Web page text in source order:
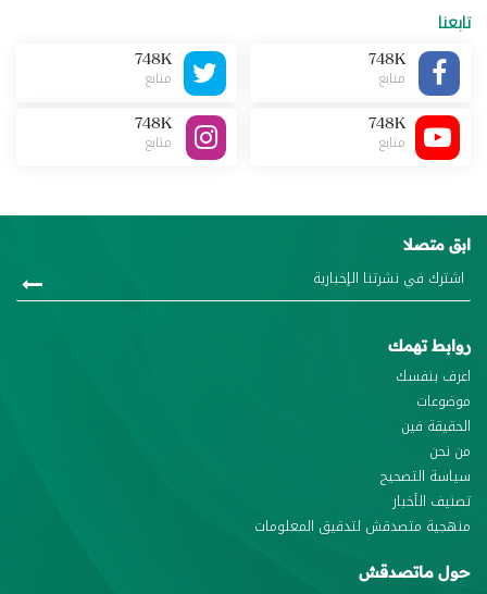
تابعنا
748K
متابع
748K
متابع
748K
متابع
748K
متابع
ابق متصلا
روابط تهمك
اعرف بنفسك
موضوعات
الحقيقة فين
من نحن
سياسة التصحيح
تصنيف الأخبار
منهجية متصدقش لتدقيق المعلومات
حول ماتصدقش